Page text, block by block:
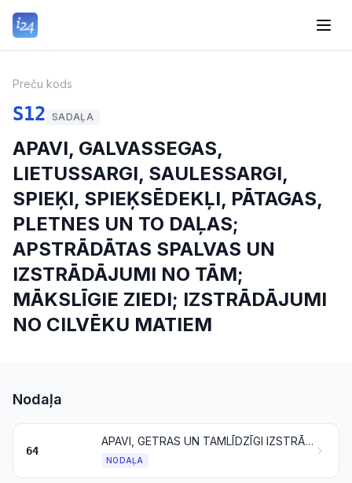
Preču kods
S12 SADAĻA
APAVI, GALVASSEGAS,
LIETUSSARGI, SAULESSARGI,
SPIEĶI, SPIEĶSĒDEKĻI, PĀTAGAS,
PLETNES UN TO DAĻAS;
APSTRĀDĀTAS SPALVAS UN
IZSTRĀDĀJUMI NO TĀM;
MĀKSLĪGIE ZIEDI; IZSTRĀDĀJUMI
NO CILVĒKU MATIEM
Nodaļa
64
APAVI, GETRAS UN TAMLĪDZĪGI IZSTRĀDĀJUMI; ŠĀDU IZSTRĀDĀJUMU DAĻAS
NODAĻA